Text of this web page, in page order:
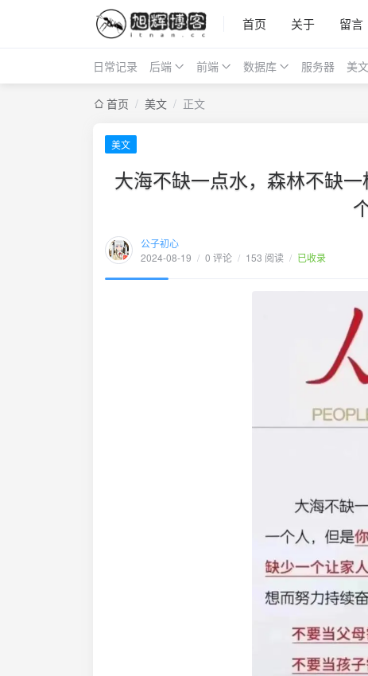
首页 关于 留言
日常记录 后端 前端 数据库 服务器 美文
首页 / 美文 / 正文
美文
大海不缺一点水，森林不缺
公子初心
2024-08-19 / 0 评论 / 153 阅读 / 已收录